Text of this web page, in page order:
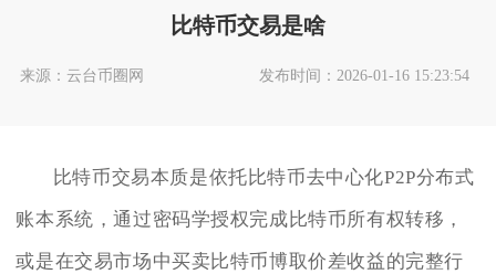
比特币交易是啥
来源：云台币圈网 发布时间：2026-01-16 15:23:54
比特币交易本质是依托比特币去中心化P2P分布式
账本系统，通过密码学授权完成比特币所有权转移，
或是在交易市场中买卖比特币博取价差收益的完整行